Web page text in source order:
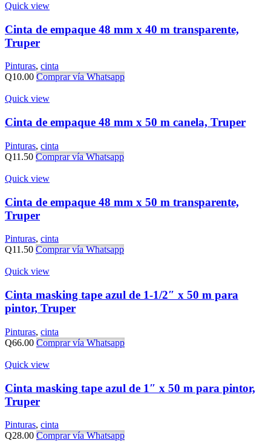
Quick view
Cinta de empaque 48 mm x 40 m transparente,
Truper
Pinturas, cinta
Q10.00 Comprar vía Whatsapp
Quick view
Cinta de empaque 48 mm x 50 m canela, Truper
Pinturas, cinta
Q11.50 Comprar vía Whatsapp
Quick view
Cinta de empaque 48 mm x 50 m transparente,
Truper
Pinturas, cinta
Q11.50 Comprar vía Whatsapp
Quick view
Cinta masking tape azul de 1-1/2″ x 50 m para
pintor, Truper
Pinturas, cinta
Q66.00 Comprar vía Whatsapp
Quick view
Cinta masking tape azul de 1″ x 50 m para pintor,
Truper
Pinturas, cinta
Q28.00 Comprar vía Whatsapp